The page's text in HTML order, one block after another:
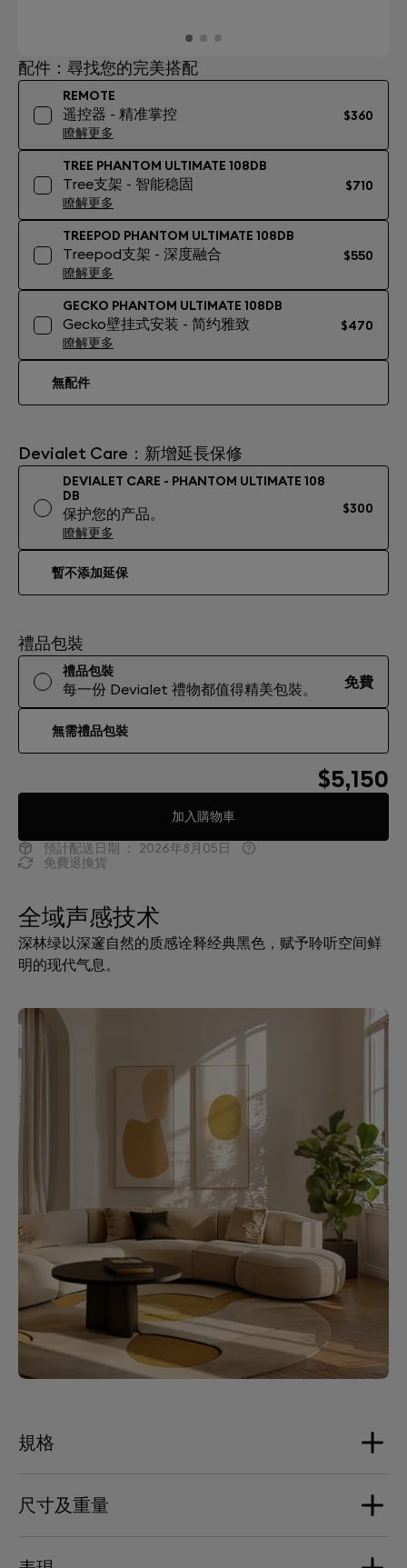
配件：尋找您的完美搭配
REMOTE
遥控器 - 精准掌控
瞭解更多
$360
TREE PHANTOM ULTIMATE 108DB
Tree支架 - 智能稳固
瞭解更多
$710
TREEPOD PHANTOM ULTIMATE 108DB
Treepod支架 - 深度融合
瞭解更多
$550
GECKO PHANTOM ULTIMATE 108DB
Gecko壁挂式安装 - 简约雅致
瞭解更多
$470
無配件
Devialet Care：新增延長保修
DEVIALET CARE - PHANTOM ULTIMATE 108
DB
保护您的产品。
瞭解更多
$300
暫不添加延保
禮品包裝
禮品包裝
每一份 Devialet 禮物都值得精美包裝。 免費
無需禮品包裝
$5,150
加入購物車
預計配送日期 ：
2026年8月05日
免費退換貨
全域声感技术
深林绿以深邃自然的质感诠释经典黑色，赋予聆听空间鲜
明的现代气息。
規格
揚聲器
尺寸及重量